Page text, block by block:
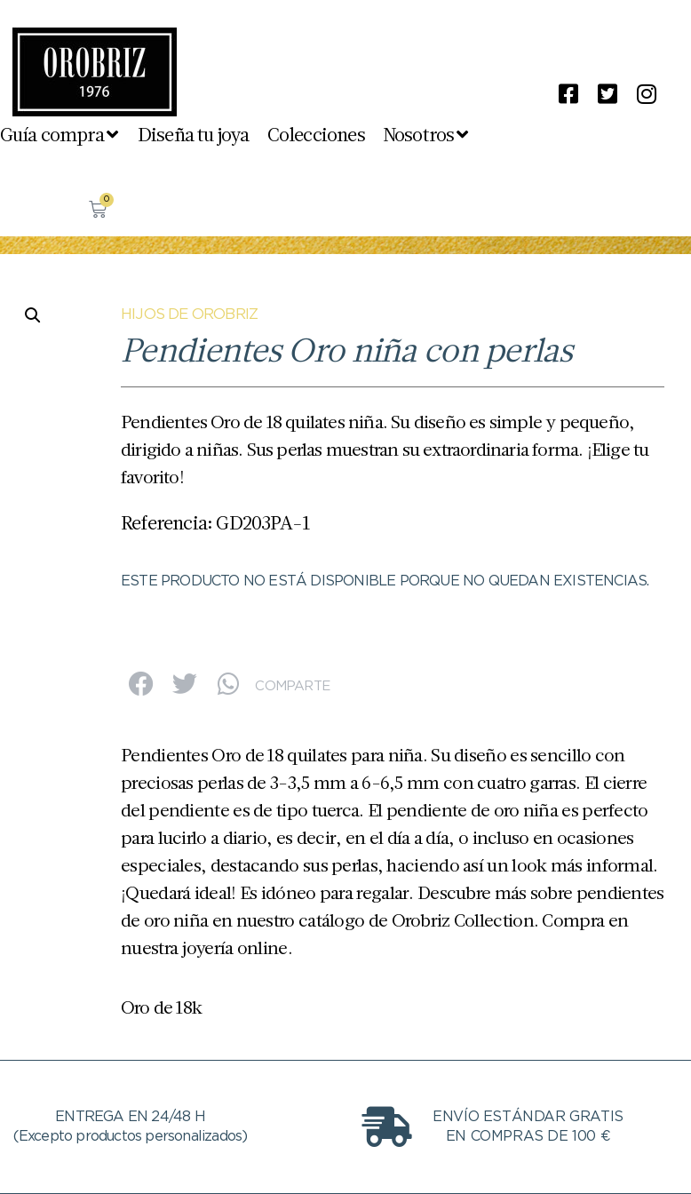
Guía compra Diseña tu joya Colecciones Nosotros
0
HIJOS DE OROBRIZ
Pendientes Oro niña con perlas
Pendientes Oro de 18 quilates niña. Su diseño es simple y pequeño,
dirigido a niñas. Sus perlas muestran su extraordinaria forma. ¡Elige tu
favorito!
Referencia: GD203PA-1
ESTE PRODUCTO NO ESTÁ DISPONIBLE PORQUE NO QUEDAN EXISTENCIAS.
COMPARTE
Pendientes Oro de 18 quilates para niña. Su diseño es sencillo con
preciosas perlas de 3-3,5 mm a 6-6,5 mm con cuatro garras. El cierre
del pendiente es de tipo tuerca. El pendiente de oro niña es perfecto
para lucirlo a diario, es decir, en el día a día, o incluso en ocasiones
especiales, destacando sus perlas, haciendo así un look más informal.
¡Quedará ideal! Es idóneo para regalar. Descubre más sobre pendientes
de oro niña en nuestro catálogo de Orobriz Collection. Compra en
nuestra joyería online.
Oro de 18k
ENTREGA EN 24/48 H
(Excepto productos personalizados)
ENVÍO ESTÁNDAR GRATIS
EN COMPRAS DE 100 €